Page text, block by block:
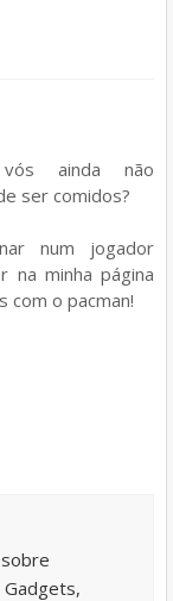
ainda não
ser comidos?
num jogador
na minha página
com o pacman!